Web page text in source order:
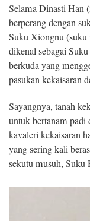
Selama Dinasti Han
berperang dengan
Suku Xiongnu
dikenal sebagai
berkuda yang
pasukan kekaisaran
Sayangnya, tanah
untuk bertanam padi
kavaleri kekaisaran
yang sering kali
sekutu musuh, Suku